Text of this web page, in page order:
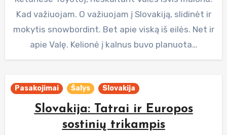
Kad važiuojam. O važiuojam į Slovakiją, slidinėt ir
mokytis snowbordint. Bet apie viską iš eilės. Net ir
apie Valę. Kelionė į kalnus buvo planuota…
Pasakojimai Šalys Slovakija
Slovakija: Tatrai ir Europos
sostinių trikampis